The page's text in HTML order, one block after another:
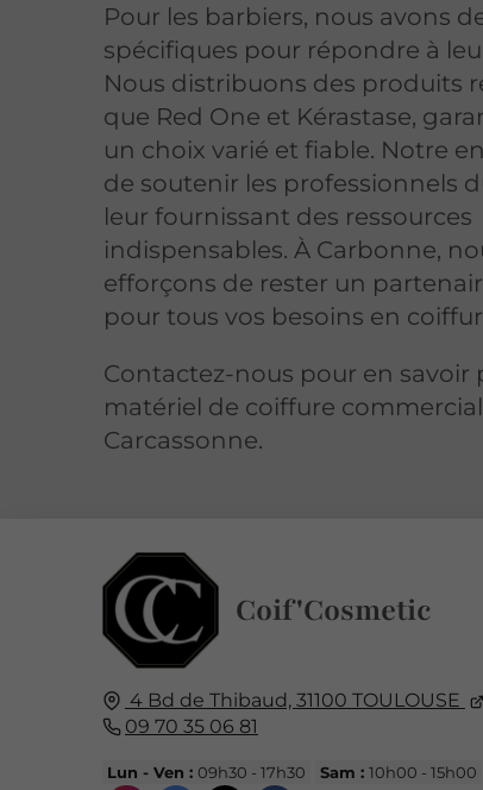
Pour les barbiers, nous avons
spécifiques pour répondre à
Nous distribuons des produits
que Red One et Kérastase,
un choix varié et fiable. Notre
de soutenir les professionnels
leur fournissant des ressources
indispensables. À Carbonne,
efforçons de rester un
pour tous vos besoins en
Contactez-nous pour en savoir
matériel de coiffure
Carcassonne.
Coif'Cosmetic
4 Bd de Thibaud, 31100 TOULOUSE
09 70 35 06 81
Lun - Ven : 09h30 - 17h30 Sam : 10h00 - 15h00